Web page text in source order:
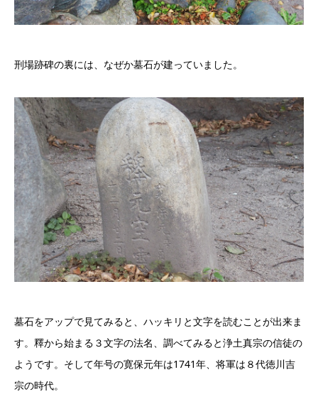
刑場跡碑の裏には、なぜか墓石が建っていました。
墓石をアップで見てみると、ハッキリと文字を読むことが出来ま
す。釋から始まる３文字の法名、調べてみると浄土真宗の信徒の
ようです。そして年号の寛保元年は1741年、将軍は８代徳川吉
宗の時代。